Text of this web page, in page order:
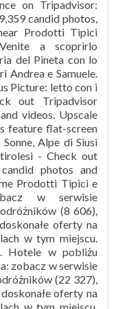
on Tripadvisor:
candid photos,
Prodotti Tipici
a scoprirlo
del Pineta con lo
Andrea e Samuele.
Picture: letto con i
out Tripadvisor
videos. Upscale
feature flat-screen
Alpe di Siusi
- Check out
photos and
Prodotti Tipici e
w serwisie
(8 606),
oferty na
w tym miejscu.
Hotele w pobliżu
zobacz w serwisie
(22 327),
oferty na